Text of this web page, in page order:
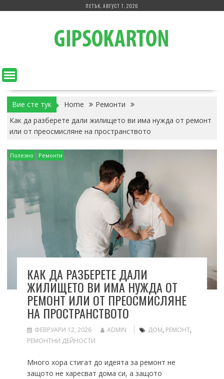
ПЕТЪК, АВГУСТ 7, 2026
Вие сте тук Home
Ремонти
Как да разберете дали жилището ви има нужда от ремонт
или от преосмисляне на пространството
Полезно Ремонти
КАК ДА РАЗБЕРЕТЕ ДАЛИ
ЖИЛИЩЕТО ВИ ИМА НУЖДА ОТ
РЕМОНТ ИЛИ ОТ ПРЕОСМИСЛЯНЕ
НА ПРОСТРАНСТВОТО
ФЕВРУАРИ 12, 2026 ADMIN ДОМ, РЕМОНТ,
РЕМОНТНИ ДЕЙНОСТИ
Много хора стигат до идеята за ремонт не
защото не харесват дома си, а защото